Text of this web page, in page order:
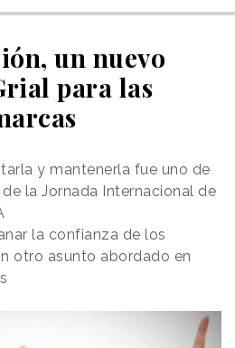
un nuevo
para las
y mantenerla fue uno de
la Jornada Internacional de
la confianza de los
otro asunto abordado en